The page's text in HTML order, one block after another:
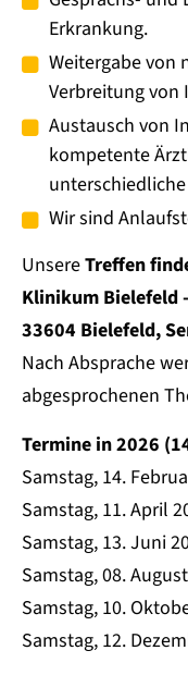
Erkrankung.
Weitergabe von
Verbreitung
Austausch von
kompetente
Wir sind
UnsereTreffen
Klinikum Bielefeld
33604 Bielefeld,
Nach Absprache
abgesprochenen
Termine in 2026
Samstag, 14.
Samstag, 11. April
Samstag, 13. Juni
Samstag, 08.
Samstag, 10.
Samstag, 12.